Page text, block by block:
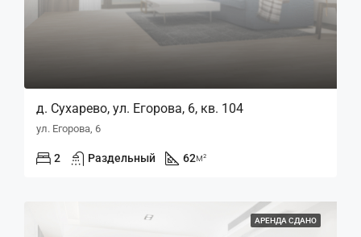
д. Сухарево, ул. Егорова, 6, кв. 104
ул. Егорова, 6
2 Раздельный 62м²
АРЕНДА СДАНО